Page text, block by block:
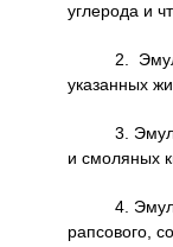
углерода и
2.
указанных
3.
и смоляных
4.
рапсового,